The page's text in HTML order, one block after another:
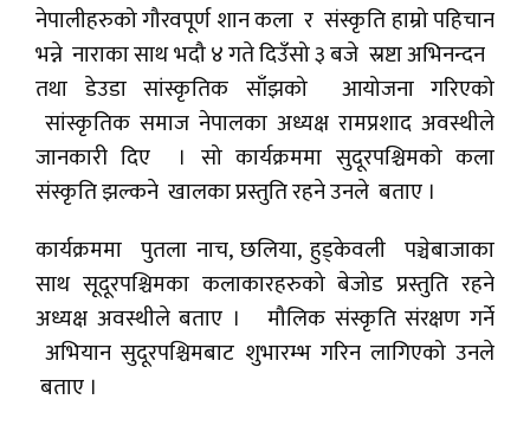
नेपालीहरुको गौरवपूर्ण शान कला र संस्कृति हाम्रो पहिचान
भन्ने नाराका साथ भदौ ४ गते दिउँसो ३ बजे स्रष्टा अभिनन्दन
तथा डेउडा सांस्कृतिक साँझको आयोजना गरिएको
सांस्कृतिक समाज नेपालका अध्यक्ष रामप्रशाद अवस्थीले
जानकारी दिए । सो कार्यक्रममा सुदूरपश्चिमको कला
संस्कृति झल्कने खालका प्रस्तुति रहने उनले बताए ।
कार्यक्रममा पुतला नाच, छलिया, हुड्केवली पञ्चेबाजाका
साथ सूदूरपश्चिमका कलाकारहरुको बेजोड प्रस्तुति रहने
अध्यक्ष अवस्थीले बताए । मौलिक संस्कृति संरक्षण गर्ने
अभियान सुदूरपश्चिमबाट शुभारम्भ गरिन लागिएको उनले
बताए ।